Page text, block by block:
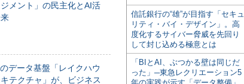
メント」の民主化とAI活
データ基盤「レイクハウ
テクチャ」が、ビジネス
信託銀行の“雄”が目指す「セキュ
リティ・バイ・デザイン」。高
度化するサイバー脅威を先回り
して封じ込める極意とは
「BIとAI、ぶつかる壁は同じだ
った」─東急レクリエーション5